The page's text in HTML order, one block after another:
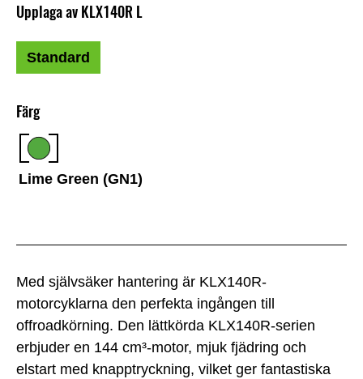
Med självsäker hantering är KLX140R-
motorcyklarna den perfekta ingången till
offroadkörning. Den lättkörda KLX140R-serien
erbjuder en 144 cm³-motor, mjuk fjädring och
elstart med knapptryckning, vilket ger fantastiska
Färg
Lime Green (GN1)
Upplaga av KLX140R L
Standard